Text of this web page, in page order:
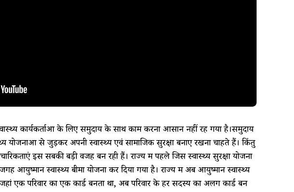
कार्यकर्ताओं के लिए समुदाय के साथ काम करना आसान नहीं रह गया है।समुदाय
योजनाओं से जुड़कर अपनी स्वास्थ्य एवं सामाजिक सुरक्षा बनाए रखना चाहते हैं। किंतु
इस सबकी बड़ी वजह बन रही हैं। राज्य में पहले जिस स्वास्थ्य सुरक्षा योजना
आयुष्मान स्वास्थ्य बीमा योजना कर दिया गया है। राज्य में अब आयुष्मान स्वास्थ्य
एक परिवार का एक कार्ड बनता था, अब परिवार के हर सदस्य का अलग कार्ड बन